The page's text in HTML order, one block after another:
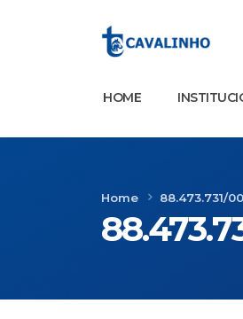
HOME
Home 88.473.731/